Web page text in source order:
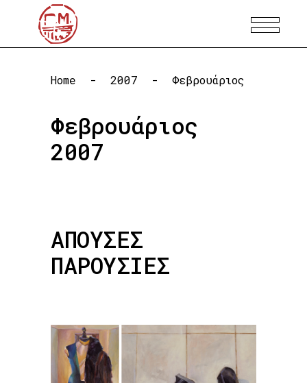
Home - 2007 - Φεβρουάριος
Φεβρουάριος
2007
ΑΠΟΥΣΕΣ
ΠΑΡΟΥΣΙΕΣ